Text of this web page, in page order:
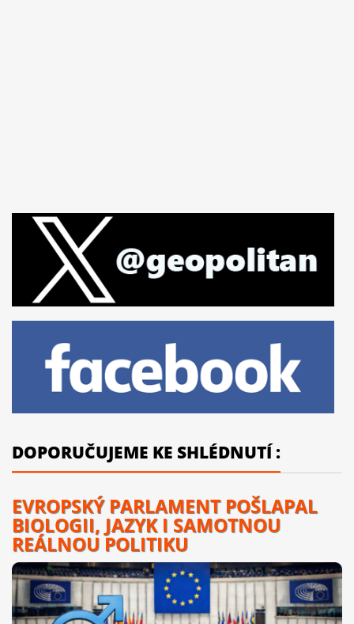
DOPORUČUJEME KE SHLÉDNUTÍ :
EVROPSKÝ PARLAMENT POŠLAPAL
BIOLOGII, JAZYK I SAMOTNOU
REÁLNOU POLITIKU